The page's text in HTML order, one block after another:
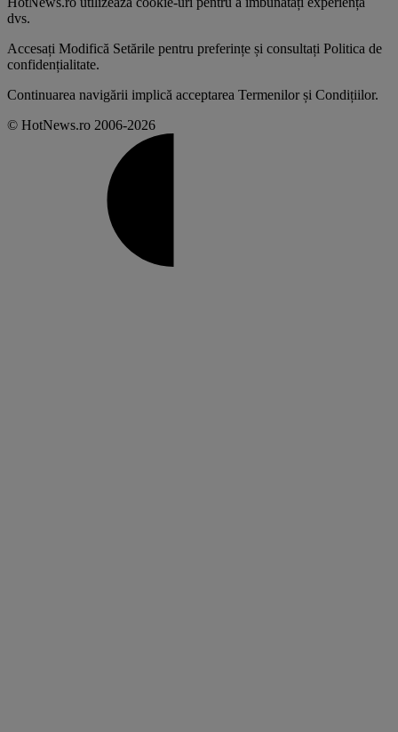
dvs.
Accesați Modifică Setările pentru preferințe și consultați Politica de
confidențialitate.
Continuarea navigării implică acceptarea Termenilor și Condițiilor.
© HotNews.ro 2006-2026